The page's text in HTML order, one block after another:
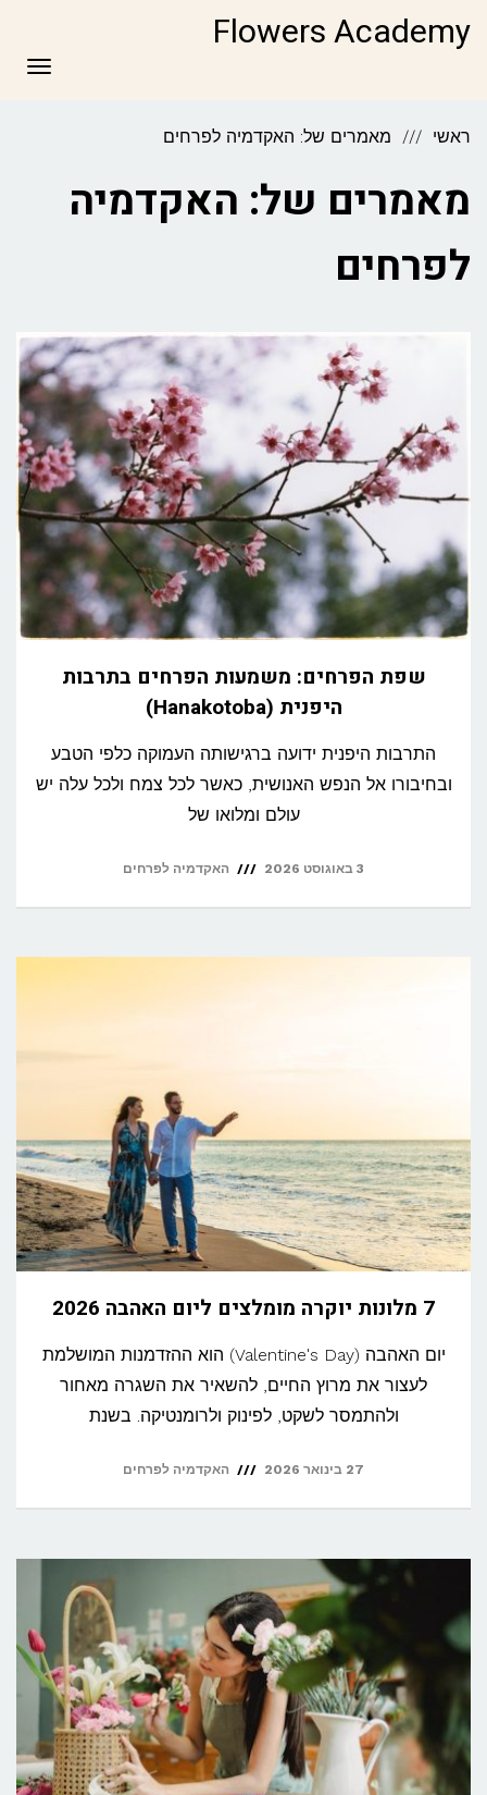
Flowers Academy
ראשי מאמרים של: האקדמיה לפרחים
מאמרים של: האקדמיה
לפרחים
שפת הפרחים: משמעות הפרחים בתרבות
היפנית (Hanakotoba)
התרבות היפנית ידועה ברגישותה העמוקה כלפי הטבע
ובחיבורו אל הנפש האנושית, כאשר לכל צמח ולכל עלה יש
עולם ומלואו של
3 באוגוסט 2026 האקדמיה לפרחים
7 מלונות יוקרה מומלצים ליום האהבה 2026
יום האהבה (Valentine's Day) הוא ההזדמנות המושלמת
לעצור את מרוץ החיים, להשאיר את השגרה מאחור
ולהתמסר לשקט, לפינוק ולרומנטיקה. בשנת
27 בינואר 2026 האקדמיה לפרחים